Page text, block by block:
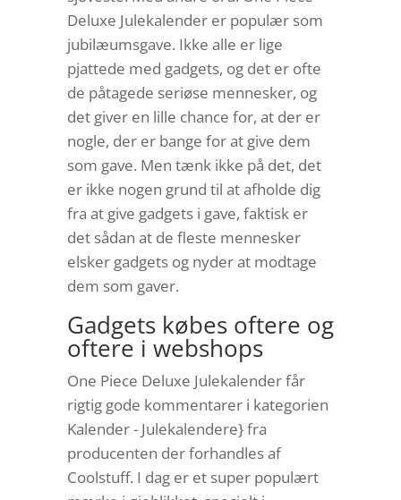
Deluxe Julekalender er populær som
jubilæumsgave. Ikke alle er lige
pjattede med gadgets, og det er ofte
de påtagede seriøse mennesker, og
det giver en lille chance for, at der er
nogle, der er bange for at give dem
som gave. Men tænk ikke på det, det
er ikke nogen grund til at afholde dig
fra at give gadgets i gave, faktisk er
det sådan at de fleste mennesker
elsker gadgets og nyder at modtage
dem som gaver.
Gadgets købes oftere og
oftere i webshops
One Piece Deluxe Julekalender får
rigtig gode kommentarer i kategorien
Kalender - Julekalendere} fra
producenten der forhandles af
Coolstuff. I dag er et super populært